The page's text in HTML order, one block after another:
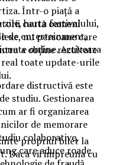
Într-o piață a
caută oameni
nu persoane care
a obține rezultate
distructivă este
studiu. Gestionarea
ar fi organizarea
de memorare
colaborative,
care aduce roade
zile, harta festivalului,
de entertainment,
online. Activeaza
toate update-urile
propriul bilet la
Daca vii impreuna cu